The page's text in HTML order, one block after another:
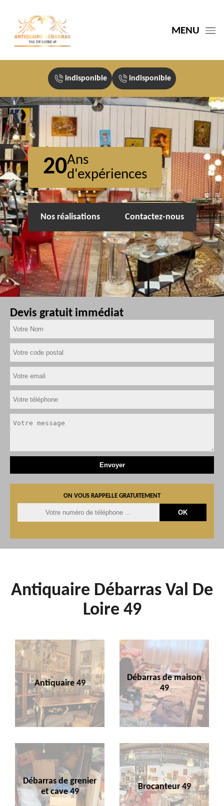
MENU
indisponible indisponible
20Ans
d'expériences
Nos réalisations Contactez-nous
Devis gratuit immédiat
ON VOUS RAPPELLE GRATUITEMENT
Antiquaire Débarras Val De
Loire 49
Antiquaire 49
Débarras de maison
49
Débarras de grenier
et cave 49
Brocanteur 49